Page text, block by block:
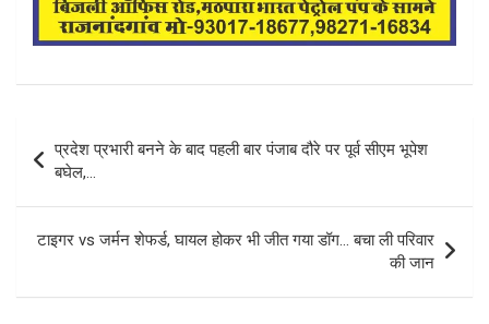
navigation
प्रदेश प्रभारी बनने के बाद पहली बार पंजाब दौरे पर पूर्व सीएम भूपेश
बघेल,…
टाइगर vs जर्मन शेफर्ड, घायल होकर भी जीत गया डॉग… बचा ली परिवार
की जान